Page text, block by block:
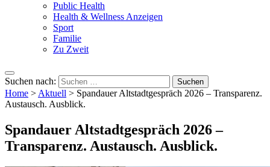
Public Health
Health & Wellness Anzeigen
Sport
Familie
Zu Zweit
Suchen nach:
Home >Aktuell > Spandauer Altstadtgespräch 2026 – Transparenz.
Austausch. Ausblick.
Spandauer Altstadtgespräch 2026 –
Transparenz. Austausch. Ausblick.